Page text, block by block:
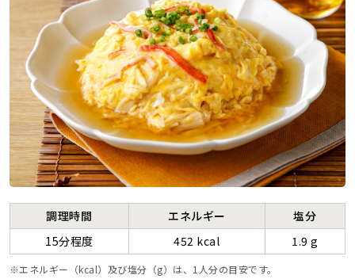
会社案内
お電話でのお問い合わせ・ご注文
0120-46-0306
受付時間 / 8:00〜17:30（日・祝日除く）
調理時間 エネルギー
塩分
15分程度
452 kcal 1.9 g
エネルギー（kcal）及び塩分（g）は、1人分の目安です。